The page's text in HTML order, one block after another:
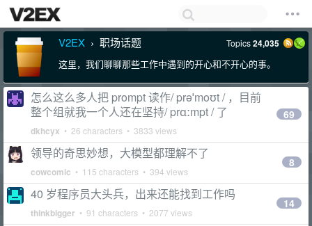
V2EX › 职场话题 Topics24,035
这里，我们聊聊那些工作中遇到的开心和不开心的事。
怎么这么多人把 prompt 读作/ prəˈmoʊt / ，目前
整个组就我一个人还在坚持/ prɑːmpt / 了
dkhcyx • 26 characters • 3833 views
69
领导的奇思妙想，大模型都理解不了
cowcomic • 115 characters • 394 views
8
40 岁程序员大头兵，出来还能找到工作吗
thinkbigger • 91 characters • 2077 views
14